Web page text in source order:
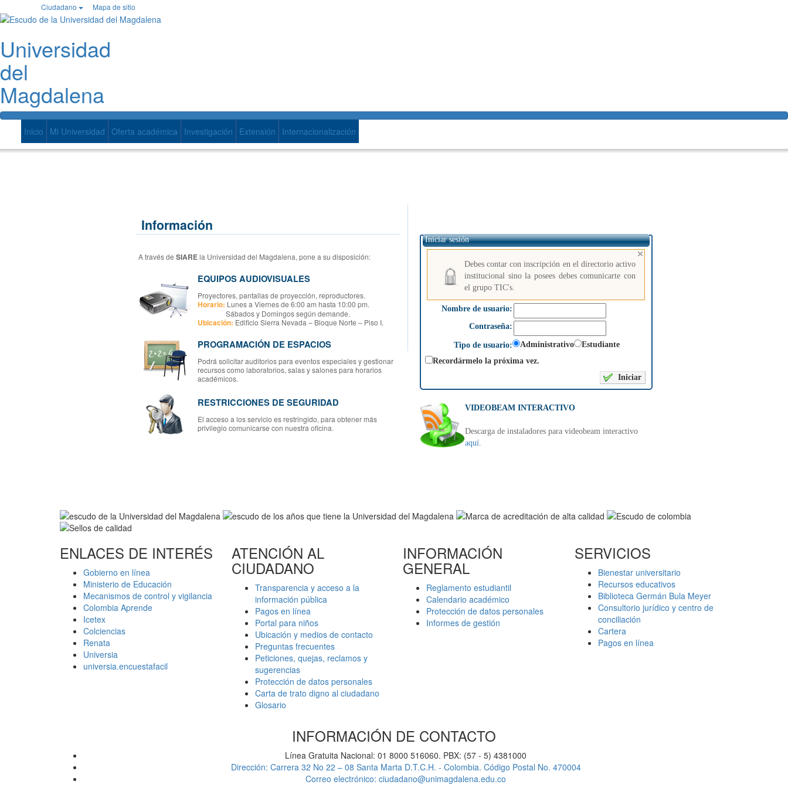
alFacebookInstagram
Youtube
Ciudadano Mapa de sitio
Universidad
del
Magdalena
Menú de navegación
Inicio
Mi Universidad Oferta académica Investigación Extensión Internacionalización
Información
A través de SIAREla Universidad del Magdalena, pone a su disposición:
EQUIPOS AUDIOVISUALES
Proyectores, pantallas de proyección, reproductores.
Horario: Lunes a Viernes de 6:00 am hasta 10:00 pm.
Sábados y Domingos según demande.
Ubicación: Edificio Sierra Nevada – Bloque Norte – Piso I.
PROGRAMACIÓN DE ESPACIOS
Podrá solicitar auditorios para eventos especiales y gestionar
recursos como laboratorios, salas y salones para horarios
académicos.
RESTRICCIONES DE SEGURIDAD
El acceso a los servicio es restringido, para obtener más
privilegio comunicarse con nuestra oficina.
Iniciar sesión
Debes contar con inscripción en el directorio activo
institucional sino la posees debes comunicarte con
el grupo TIC's.
Nombre de usuario:
Contraseña:
Tipo de usuario: Administrativo
Estudiante
Recordármelo la próxima vez.
VIDEOBEAM INTERACTIVO
Descarga de instaladores para videobeam interactivo
aquí.
ENLACES DE INTERÉS
Gobierno en línea
Ministerio de Educación
Mecanismos de control y vigilancia
Colombia Aprende
Icetex
Colciencias
Renata
Universia
universia.encuestafacil
ATENCIÓN AL
CIUDADANO
Transparencia y acceso a la
información pública
Pagos en línea
Portal para niños
Ubicación y medios de contacto
Preguntas frecuentes
Peticiones, quejas, reclamos y
sugerencias
Protección de datos personales
Carta de trato digno al ciudadano
Glosario
INFORMACIÓN
GENERAL
Reglamento estudiantil
Calendario académico
Protección de datos personales
Informes de gestión
SERVICIOS
Bienestar universitario
Recursos educativos
Biblioteca Germán Bula Meyer
Consultorio jurídico y centro de
conciliación
Cartera
Pagos en línea
INFORMACIÓN DE CONTACTO
Línea Gratuita Nacional: 01 8000 516060. PBX: (57 - 5) 4381000
Dirección: Carrera 32 No 22 – 08 Santa Marta D.T.C.H. - Colombia. Código Postal No. 470004
Correo electrónico: ciudadano@unimagdalena.edu.co